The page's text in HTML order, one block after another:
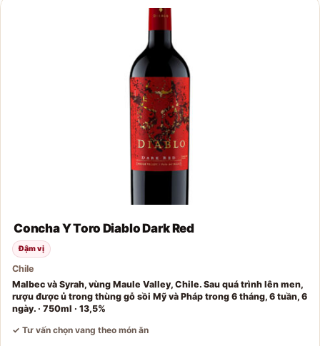
Concha Y Toro Diablo Dark Red
Đậm vị
Chile
Malbec và Syrah, vùng Maule Valley, Chile. Sau quá trình lên men,
rượu được ủ trong thùng gỗ sồi Mỹ và Pháp trong 6 tháng, 6 tuần, 6
ngày. · 750ml · 13,5%
✓ Tư vấn chọn vang theo món ăn